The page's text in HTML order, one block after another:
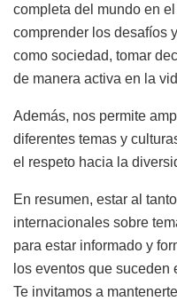
completa del mundo en
comprender los desafíos
como sociedad, tomar
de manera activa en la
Además, nos permite
diferentes temas y
el respeto hacia la
En resumen, estar al
internacionales sobre
para estar informado y
los eventos que suceden
Te invitamos a